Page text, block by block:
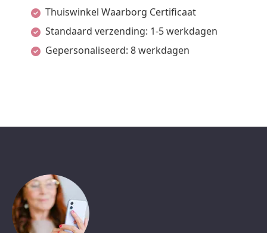
Thuiswinkel Waarborg Certificaat
Standaard verzending: 1-5 werkdagen
Gepersonaliseerd: 8 werkdagen